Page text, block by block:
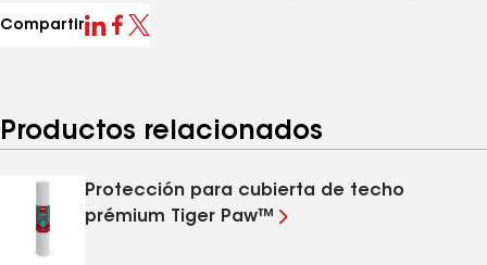
Compartir
Productos relacionados
Protección para cubierta de techo
prémium Tiger Paw™